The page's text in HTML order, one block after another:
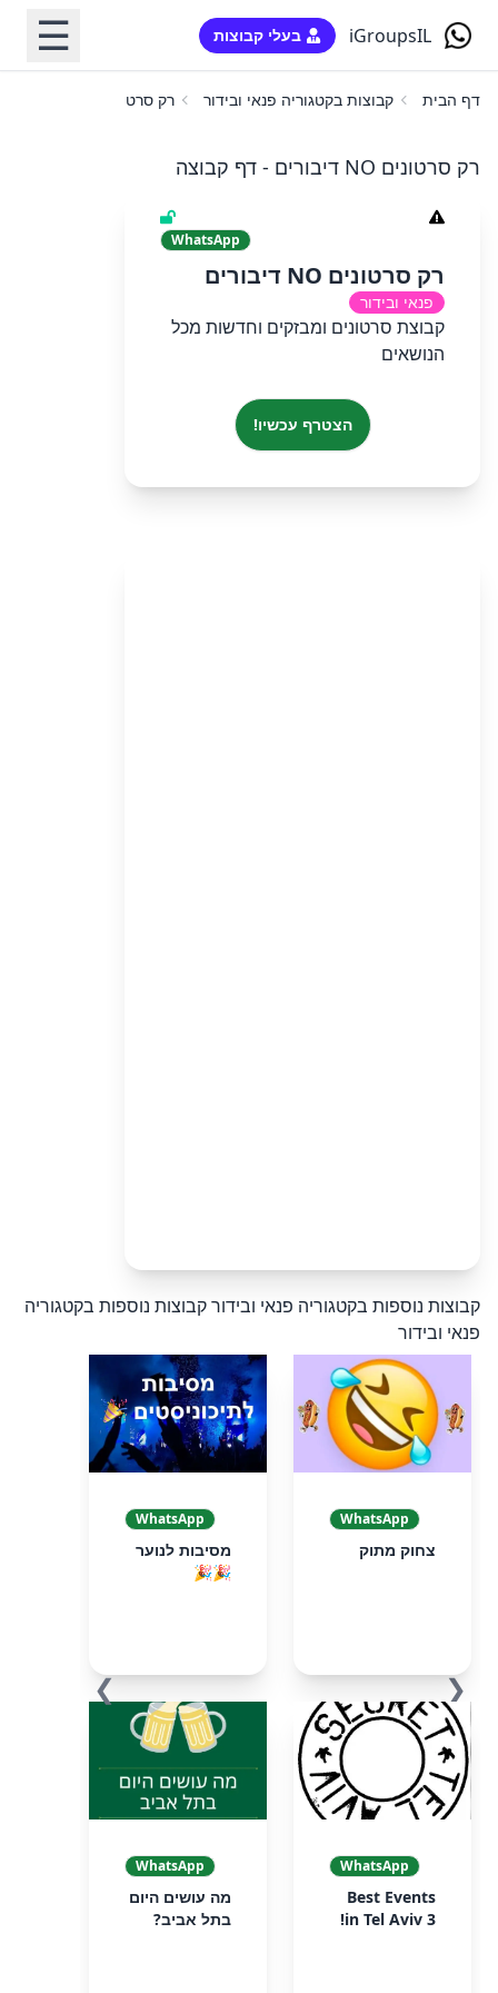
iGroupsIL בעלי קבוצות ☰
דף הבית קבוצות בקטגוריה פנאי ובידור רק סרטונים NO דיבורים
רק סרטונים NO דיבורים - דף קבוצה
WhatsApp
רק סרטונים NO דיבורים
פנאי ובידור
קבוצת סרטונים ומבזקים וחדשות מכל
הנושאים
הצטרף עכשיו!
קבוצות נוספות בקטגוריה פנאי ובידורקבוצות נוספות בקטגוריה
פנאי ובידור
❮
WhatsApp
צחוק מתוק
WhatsApp
מסיבות לנוער
🎉🎉
WhatsApp
Best Events
in Tel Aviv 3!
WhatsApp
מה עושים היום
בתל אביב?
❯